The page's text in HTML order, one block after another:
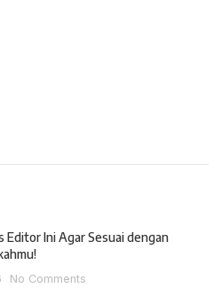
Editor Ini Agar Sesuai dengan
No Comments